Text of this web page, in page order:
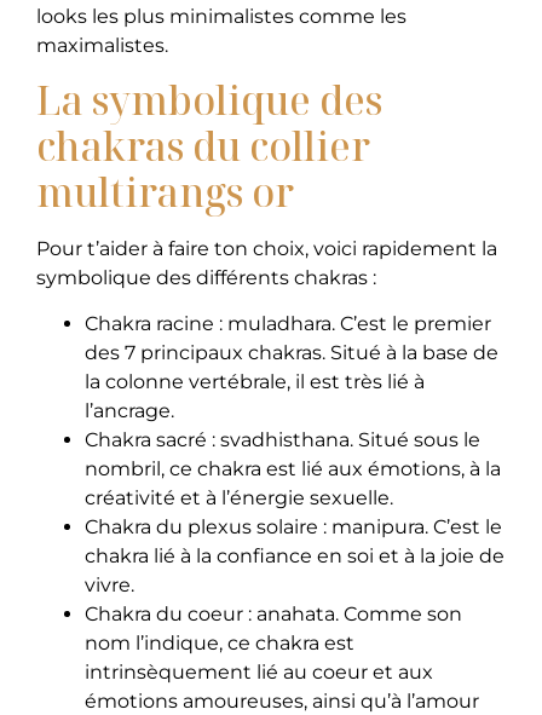
looks les plus minimalistes comme les
maximalistes.
La symbolique des
chakras du collier
multirangs or
Pour t’aider à faire ton choix, voici rapidement la
symbolique des différents chakras :
Chakra racine : muladhara. C’est le premier
des 7 principaux chakras. Situé à la base de
la colonne vertébrale, il est très lié à
l’ancrage.
Chakra sacré : svadhisthana. Situé sous le
nombril, ce chakra est lié aux émotions, à la
créativité et à l’énergie sexuelle.
Chakra du plexus solaire : manipura. C’est le
chakra lié à la confiance en soi et à la joie de
vivre.
Chakra du coeur : anahata. Comme son
nom l’indique, ce chakra est
intrinsèquement lié au coeur et aux
émotions amoureuses, ainsi qu’à l’amour